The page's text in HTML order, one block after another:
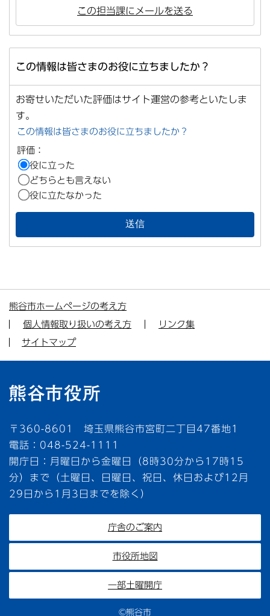
この担当課にメールを送る
この情報は皆さまのお役に立ちましたか？
お寄せいただいた評価はサイト運営の参考といたしま
す。
この情報は皆さまのお役に立ちましたか？
評価：
役に立った
どちらとも言えない
役に立たなかった
熊谷市ホームページの考え方
個人情報取り扱いの考え方
リンク集
サイトマップ
〒360-8601 埼玉県熊谷市宮町二丁目47番地1
電話：048-524-1111
開庁日：月曜日から金曜日（8時30分から17時15
分）まで（土曜日、日曜日、祝日、休日および12月
29日から1月3日までを除く）
庁舎のご案内
市役所地図
一部土曜開庁
©熊谷市